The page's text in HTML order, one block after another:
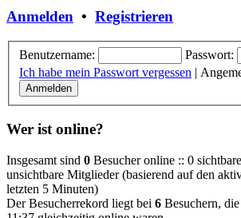
Anmelden • Registrieren
Benutzername:
Passwort:
Ich habe mein Passwort vergessen |
Wer ist online?
Insgesamt sind 0 Besucher online :: 0
unsichtbare Mitglieder (basierend auf den
letzten 5 Minuten)
Der Besucherrekord liegt bei 6 Besuchern,